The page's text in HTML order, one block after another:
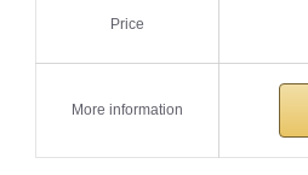
Price
More information